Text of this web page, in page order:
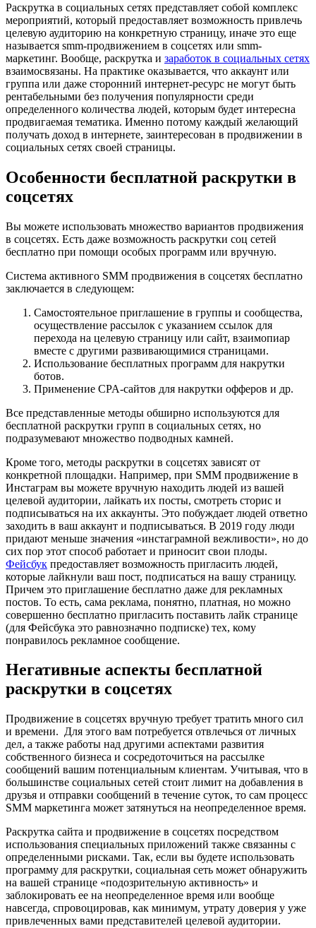
Раскрутка в социальных сетях представляет собой комплекс
мероприятий, который предоставляет возможность привлечь
целевую аудиторию на конкретную страницу, иначе это еще
называется smm-продвижением в соцсетях или smm-
маркетинг. Вообще, раскрутка и заработок в социальных сетях
взаимосвязаны. На практике оказывается, что аккаунт или
группа или даже сторонний интернет-ресурс не могут быть
рентабельными без получения популярности среди
определенного количества людей, которым будет интересна
продвигаемая тематика. Именно потому каждый желающий
получать доход в интернете, заинтересован в продвижении в
социальных сетях своей страницы.
Особенности бесплатной раскрутки в
соцсетях
Вы можете использовать множество вариантов продвижения
в соцсетях. Есть даже возможность раскрутки соц сетей
бесплатно при помощи особых программ или вручную.
Система активного SMM продвижения в соцсетях бесплатно
заключается в следующем:
Самостоятельное приглашение в группы и сообщества,
осуществление рассылок с указанием ссылок для
перехода на целевую страницу или сайт, взаимопиар
вместе с другими развивающимися страницами.
Использование бесплатных программ для накрутки
ботов.
Применение CPA-сайтов для накрутки офферов и др.
Все представленные методы обширно используются для
бесплатной раскрутки групп в социальных сетях, но
подразумевают множество подводных камней.
Кроме того, методы раскрутки в соцсетях зависят от
конкретной площадки. Например, при SMM продвижение в
Инстаграм вы можете вручную находить людей из вашей
целевой аудитории, лайкать их посты, смотреть сторис и
подписываться на их аккаунты. Это побуждает людей ответно
заходить в ваш аккаунт и подписываться. В 2019 году люди
придают меньше значения «инстаграмной вежливости», но до
сих пор этот способ работает и приносит свои плоды.
Фейсбук предоставляет возможность пригласить людей,
которые лайкнули ваш пост, подписаться на вашу страницу.
Причем это приглашение бесплатно даже для рекламных
постов. То есть, сама реклама, понятно, платная, но можно
совершенно бесплатно пригласить поставить лайк странице
(для Фейсбука это равнозначно подписке) тех, кому
понравилось рекламное сообщение.
Негативные аспекты бесплатной
раскрутки в соцсетях
Продвижение в соцсетях вручную требует тратить много сил
и времени. Для этого вам потребуется отвлечься от личных
дел, а также работы над другими аспектами развития
собственного бизнеса и сосредоточиться на рассылке
сообщений вашим потенциальным клиентам. Учитывая, что в
большинстве социальных сетей стоит лимит на добавления в
друзья и отправки сообщений в течение суток, то сам процесс
SMM маркетинга может затянуться на неопределенное время.
Раскрутка сайта и продвижение в соцсетях посредством
использования специальных приложений также связанны с
определенными рисками. Так, если вы будете использовать
программу для раскрутки, социальная сеть может обнаружить
на вашей странице «подозрительную активность» и
заблокировать ее на неопределенное время или вообще
навсегда, спровоцировав, как минимум, утрату доверия у уже
привлеченных вами представителей целевой аудитории.